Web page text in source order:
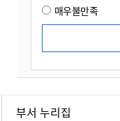
매우불만족
부서 누리집